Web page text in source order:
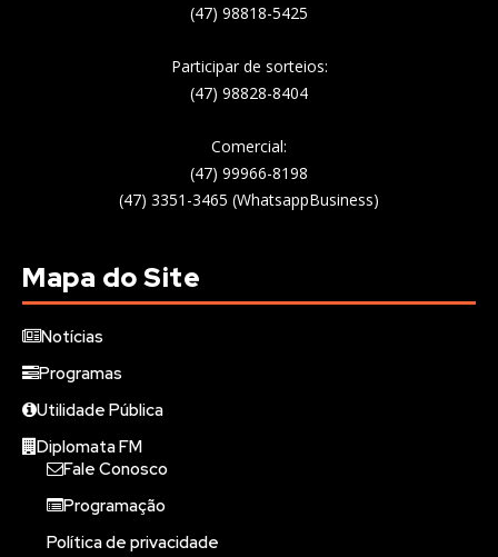
(47) 98818-5425
Participar de sorteios:
(47) 98828-8404
Comercial:
(47) 99966-8198
(47) 3351-3465 (WhatsappBusiness)
Mapa do Site
Notícias
Programas
Utilidade Pública
Diplomata FM
Fale Conosco
Programação
Política de privacidade